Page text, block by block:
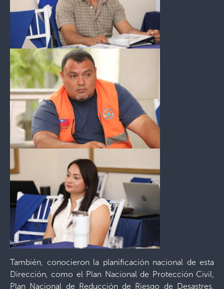
También, conocieron la planificación nacional de esta
Dirección, como el Plan Nacional de Protección Civil,
Plan Nacional de Reducción de Riesgo de Desastres,